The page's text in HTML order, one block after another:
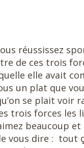
réussissez
de ces trois
elle avait
un plat que
se plait voir
trois forces les
beaucoup
vous dire : tout